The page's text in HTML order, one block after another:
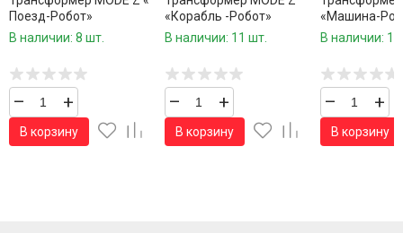
Поезд-Робот»
В наличии: 8 шт.
– +
В корзину
«Корабль -Робот»
В наличии: 11 шт.
– +
В корзину
«Машина-
В наличии:
– +
В корзину